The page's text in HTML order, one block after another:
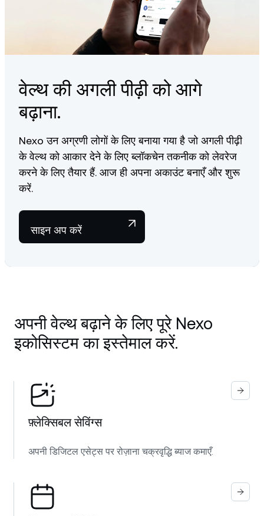
वेल्थ की अगली पीढ़ी को आगे
बढ़ाना.
Nexo उन अग्रणी लोगों के लिए बनाया गया है जो अगली पीढ़ी
के वेल्थ को आकार देने के लिए ब्लॉकचेन तकनीक को लेवरेज
करने के लिए तैयार हैं. आज ही अपना अकाउंट बनाएँ और शुरू
करें.
साइन अप करें
अपनी वेल्थ बढ़ाने के लिए पूरे Nexo
इकोसिस्टम का इस्तेमाल करें.
फ़्लेक्सिबल सेविंग्स
अपनी डिजिटल एसेट्स पर रोज़ाना चक्रवृद्धि ब्याज कमाएँ.